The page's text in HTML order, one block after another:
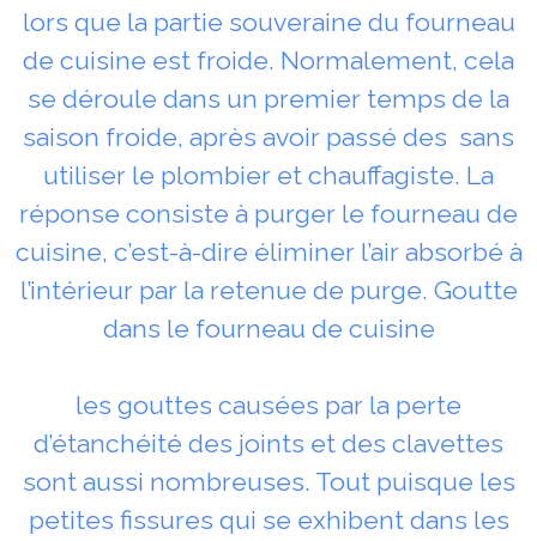
lors que la partie souveraine du fourneau
de cuisine est froide. Normalement, cela
se déroule dans un premier temps de la
saison froide, après avoir passé des sans
utiliser le plombier et chauffagiste. La
réponse consiste à purger le fourneau de
cuisine, c’est-à-dire éliminer l’air absorbé à
l’intérieur par la retenue de purge. Goutte
dans le fourneau de cuisine
les gouttes causées par la perte
d’étanchéité des joints et des clavettes
sont aussi nombreuses. Tout puisque les
petites fissures qui se exhibent dans les